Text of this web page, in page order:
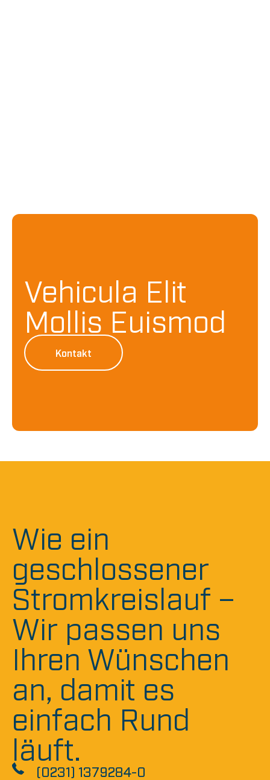
Vehicula Elit
Mollis Euismod
Kontakt
Wie ein
geschlossener
Stromkreislauf –
Wir passen uns
Ihren Wünschen
an, damit es
einfach Rund
läuft.
(0231) 1379284-0